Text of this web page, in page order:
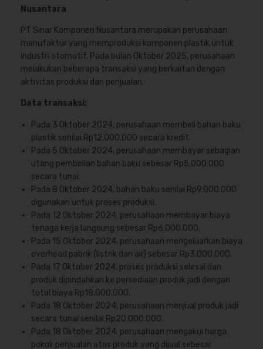
Nusantara
PT Sinar Komponen Nusantara merupakan perusahaan
manufaktur yang memproduksi komponen plastik untuk
industri otomotif. Pada bulan Oktober 2025, perusahaan
melakukan beberapa transaksi yang berkaitan dengan
aktivitas produksi dan penjualan.
Data transaksi:
Pada 3 Oktober 2024, perusahaan membeli bahan baku
plastik senilai Rp12.000.000 secara kredit.
Pada 5 Oktober 2024, perusahaan membayar sebagian
utang pembelian bahan baku sebesar Rp5.000.000
secara tunai.
Pada 8 Oktober 2024, bahan baku senilai Rp9.000.000
digunakan untuk proses produksi.
Pada 12 Oktober 2024, perusahaan membayar biaya
tenaga kerja langsung sebesar Rp6.000.000.
Pada 15 Oktober 2024, perusahaan mengeluarkan biaya
overhead pabrik (listrik dan air) sebesar Rp3.000.000.
Pada 17 Oktober 2024, proses produksi selesai dan
produk dipindahkan ke persediaan produk jadi dengan
total biaya Rp18.000.000.
Pada 18 Oktober 2024, perusahaan menjual produk jadi
secara tunai senilai Rp20.000.000.
Pada 18 Oktober 2024, perusahaan mengakui harga
pokok penjualan atas produk yang dijual sebesar